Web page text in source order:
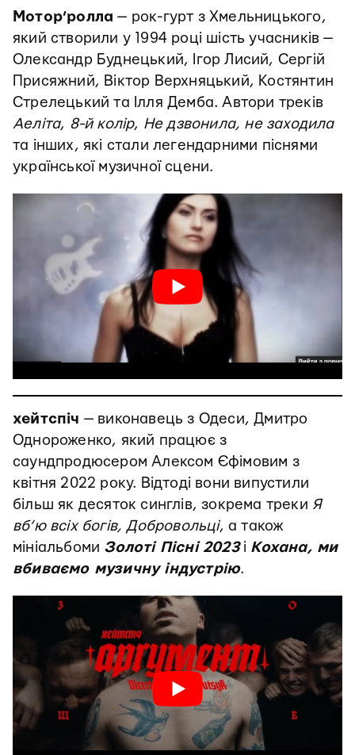
Мотор’ролла — рок-гурт з Хмельницького,
який створили у 1994 році шість учасників —
Олександр Буднецький, Ігор Лисий, Сергій
Присяжний, Віктор Верхняцький, Костянтин
Стрелецький та Ілля Демба. Автори треків
Аеліта, 8-й колір, Не дзвонила, не заходила
та інших, які стали легендарними піснями
української музичної сцени.
хейтспіч — виконавець з Одеси, Дмитро
Однороженко, який працює з
саундпродюсером Алексом Єфімовим з
квітня 2022 року. Відтоді вони випустили
більш як десяток синглів, зокрема треки Я
вб’ю всіх богів, Добровольці, а також
мініальбоми Золоті Пісні 2023і Кохана, ми
вбиваємо музичну індустрію.